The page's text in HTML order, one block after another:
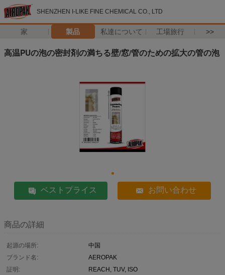
SHENZHEN I-LIKE FINE CHEMICAL CO., LTD
家 製品 私達について 工場旅行 >>
高温PUの泡の密封剤の満ちる壁/窓/管のための拡大の管の泡
ベストプライス お問い合わせ
商品の詳細
起源の場所:
中国
ブランド名:
AEROPAK
証明:
REACH, TUV, ISO